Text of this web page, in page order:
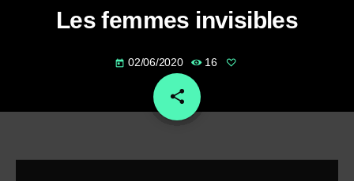
Les femmes invisibles
today 02/06/2020 16
share
email